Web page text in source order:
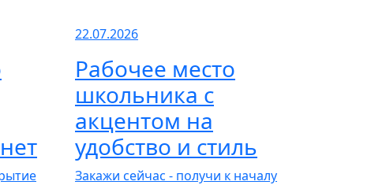
22.07.2026
Рабочее место
школьника с
акцентом на
удобство и стиль
Закажи сейчас - получи к началу